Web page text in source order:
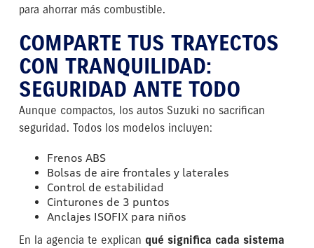
para ahorrar más combustible.
COMPARTE TUS TRAYECTOS
CON TRANQUILIDAD:
SEGURIDAD ANTE TODO
Aunque compactos, los autos Suzuki no sacrifican
seguridad. Todos los modelos incluyen:
Frenos ABS
Bolsas de aire frontales y laterales
Control de estabilidad
Cinturones de 3 puntos
Anclajes ISOFIX para niños
En la agencia te explican qué significa cada sistema